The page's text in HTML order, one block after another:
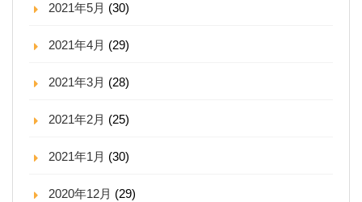
2021年5月 (30)
2021年4月 (29)
2021年3月 (28)
2021年2月 (25)
2021年1月 (30)
2020年12月 (29)